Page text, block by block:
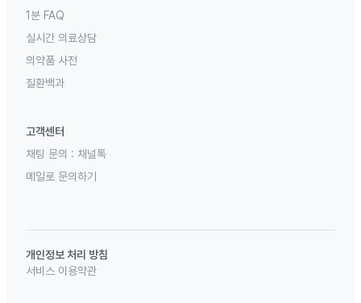
1분 FAQ
실시간 의료상담
의약품 사전
질환백과
고객센터
채팅 문의 : 채널톡
메일로 문의하기
개인정보 처리 방침
서비스 이용약관